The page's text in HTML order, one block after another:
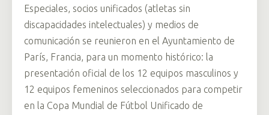
Especiales, socios unificados (atletas sin
discapacidades intelectuales) y medios de
comunicación se reunieron en el Ayuntamiento de
París, Francia, para un momento histórico: la
presentación oficial de los 12 equipos masculinos y
12 equipos femeninos seleccionados para competir
en la Copa Mundial de Fútbol Unificado de